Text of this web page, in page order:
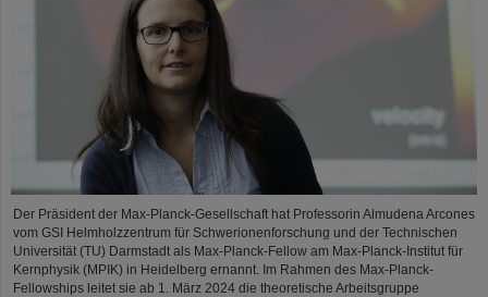
Der Präsident der Max-Planck-Gesellschaft hat Professorin Almudena Arcones
vom GSI Helmholzzentrum für Schwerionenforschung und der Technischen
Universität (TU) Darmstadt als Max-Planck-Fellow am Max-Planck-Institut für
Kernphysik (MPIK) in Heidelberg ernannt. Im Rahmen des Max-Planck-
Fellowships leitet sie ab 1. März 2024 die theoretische Arbeitsgruppe